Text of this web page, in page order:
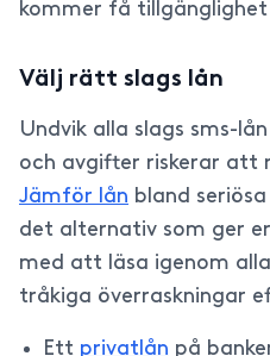
kommer få
Välj rätt slags lån
Undvik alla slags sms-
och avgifter riskerar att
Jämför lån bland
det alternativ som ger
med att läsa igenom
tråkiga överraskningar
Ett privatlån på